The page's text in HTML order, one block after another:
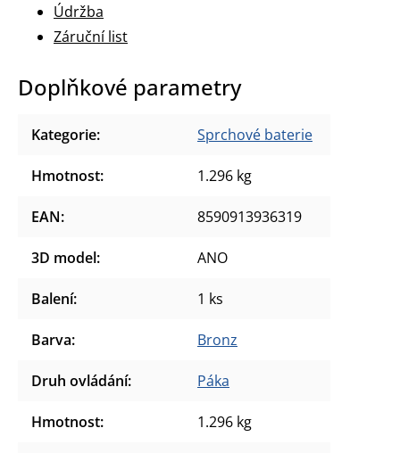
Údržba
Záruční list
Doplňkové parametry
Kategorie: Sprchové baterie
Hmotnost: 1.296 kg
EAN: 8590913936319
3D model: ANO
Balení: 1 ks
Barva: Bronz
Druh ovládání: Páka
Hmotnost: 1.296 kg